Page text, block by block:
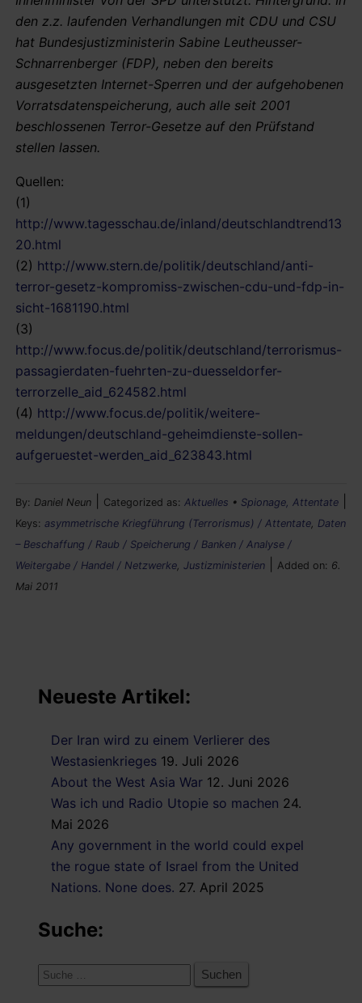
den z.z. laufenden Verhandlungen mit CDU und CSU
hat Bundesjustizministerin Sabine Leutheusser-
Schnarrenberger (FDP), neben den bereits
ausgesetzten Internet-Sperren und der aufgehobenen
Vorratsdatenspeicherung, auch alle seit 2001
beschlossenen Terror-Gesetze auf den Prüfstand
stellen lassen.
Quellen:
(1)
http://www.tagesschau.de/inland/deutschlandtrend13
20.html
(2) http://www.stern.de/politik/deutschland/anti-
terror-gesetz-kompromiss-zwischen-cdu-und-fdp-in-
sicht-1681190.html
(3)
http://www.focus.de/politik/deutschland/terrorismus-
passagierdaten-fuehrten-zu-duesseldorfer-
terrorzelle_aid_624582.html
(4) http://www.focus.de/politik/weitere-
meldungen/deutschland-geheimdienste-sollen-
aufgeruestet-werden_aid_623843.html
By: Daniel Neun Categorized as: Aktuelles • Spionage, Attentate
Keys: asymmetrische Kriegführung (Terrorismus) / Attentate Daten
– Beschaffung / Raub / Speicherung / Banken / Analyse /
Weitergabe / Handel / Netzwerke Justizministerien Added on: 6.
Mai 2011
Neueste Artikel:
Der Iran wird zu einem Verlierer des
Westasienkrieges 19. Juli 2026
About the West Asia War 12. Juni 2026
Was ich und Radio Utopie so machen 24.
Mai 2026
Any government in the world could expel
the rogue state of Israel from the United
Nations. None does. 27. April 2025
Suche:
Suche